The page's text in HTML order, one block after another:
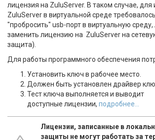
лицензия на ZuluServer. В таком случае, для
ZuluServer в виртуальной среде
"пробросить" usb-порт в виртуальную среду,
заменить лицензию на ZuluServer на
защита).
Для работы программного обеспечения
Установить ключ в рабочее место.
Должен быть установлен драйвер
Тест ключа выполняется и выводит
доступные лицензии, подробнее...
Лицензии, записанные в
защиты не могут работать за